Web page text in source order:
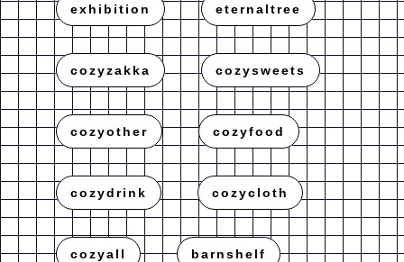
exhibition eternaltree
cozyzakka cozysweets
cozyother cozyfood
cozydrink cozycloth
cozyall barnshelf